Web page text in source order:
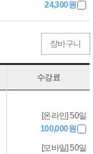
24,300원
장바구니
수강료
[온라인] 50일
100,000원
[모바일] 50일